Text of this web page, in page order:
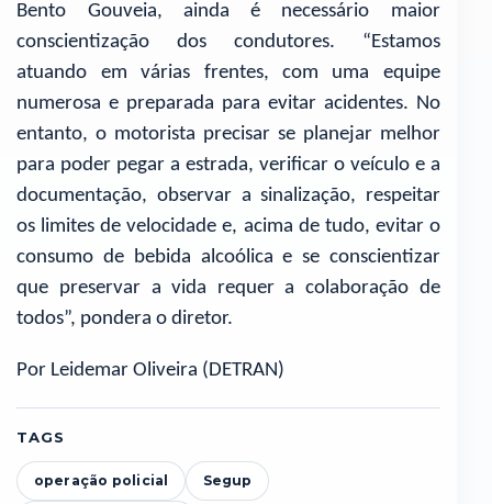
Bento Gouveia, ainda é necessário maior
conscientização dos condutores. “Estamos
atuando em várias frentes, com uma equipe
numerosa e preparada para evitar acidentes. No
entanto, o motorista precisar se planejar melhor
para poder pegar a estrada, verificar o veículo e a
documentação, observar a sinalização, respeitar
os limites de velocidade e, acima de tudo, evitar o
consumo de bebida alcoólica e se conscientizar
que preservar a vida requer a colaboração de
todos”, pondera o diretor.
Por Leidemar Oliveira (DETRAN)
TAGS
operação policial Segup